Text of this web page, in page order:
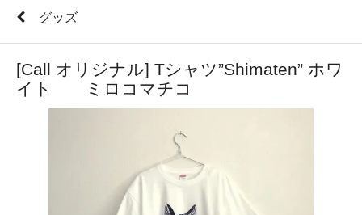
グッズ
[Call オリジナル] Tシャツ”Shimaten” ホワ
イト ミロコマチコ